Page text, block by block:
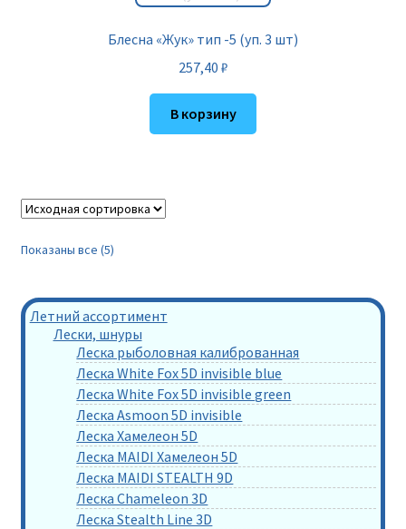
Блесна «Жук» тип -5 (уп. 3 шт)
257,40 ₽
В корзину
Показаны все (5)
Летний ассортимент
Лески, шнуры
Леска рыболовная калиброванная
Леска White Fox 5D invisible blue
Леска White Fox 5D invisible green
Леска Asmoon 5D invisible
Леска Хамелеон 5D
Леска MAIDI Хамелеон 5D
Леска MAIDI STEALTH 9D
Леска Chameleon 3D
Леска Stealth Line 3D